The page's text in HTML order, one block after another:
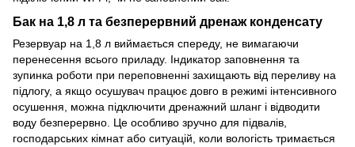
Бак на 1,8 л та безперервний дренаж конденсату
Резервуар на 1,8 л виймається спереду, не вимагаючи
перенесення всього приладу. Індикатор заповнення та
зупинка роботи при переповненні захищають від переливу на
підлогу, а якщо осушувач працює довго в режимі інтенсивного
осушення, можна підключити дренажний шланг і відводити
воду безперервно. Це особливо зручно для підвалів,
господарських кімнат або ситуацій, коли вологість тримається